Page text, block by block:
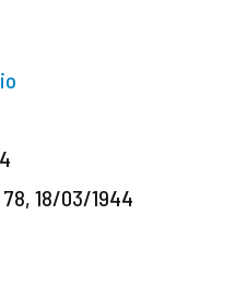
18/03/1944